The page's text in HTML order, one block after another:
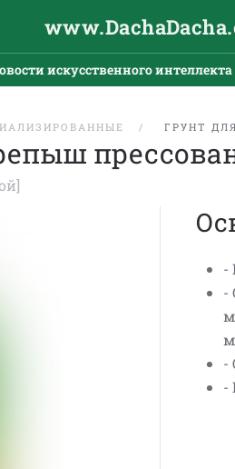
искусственного интеллекта →
ГРУНТ
-
-
-
-